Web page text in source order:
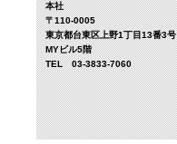
本社
〒110-0005
東京都台東区上野1丁目13番3号
MYビル5階
TEL 03-3833-7060